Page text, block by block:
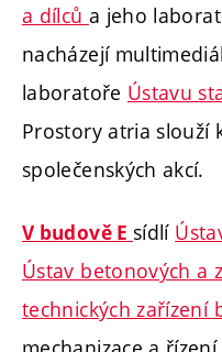
a dílců a jeho
nacházejí
laboratoře Ústavu
Prostory atria slouží
společenských akcí.
V budově E sídlí
Ústav betonových a
technických zařízení